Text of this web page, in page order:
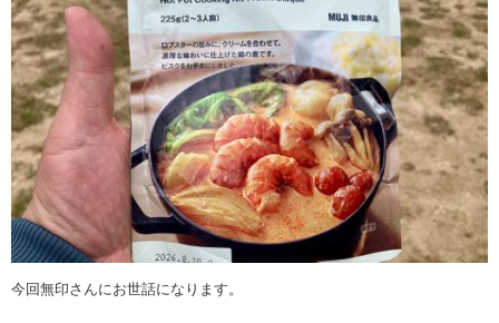
今回無印さんにお世話になります。